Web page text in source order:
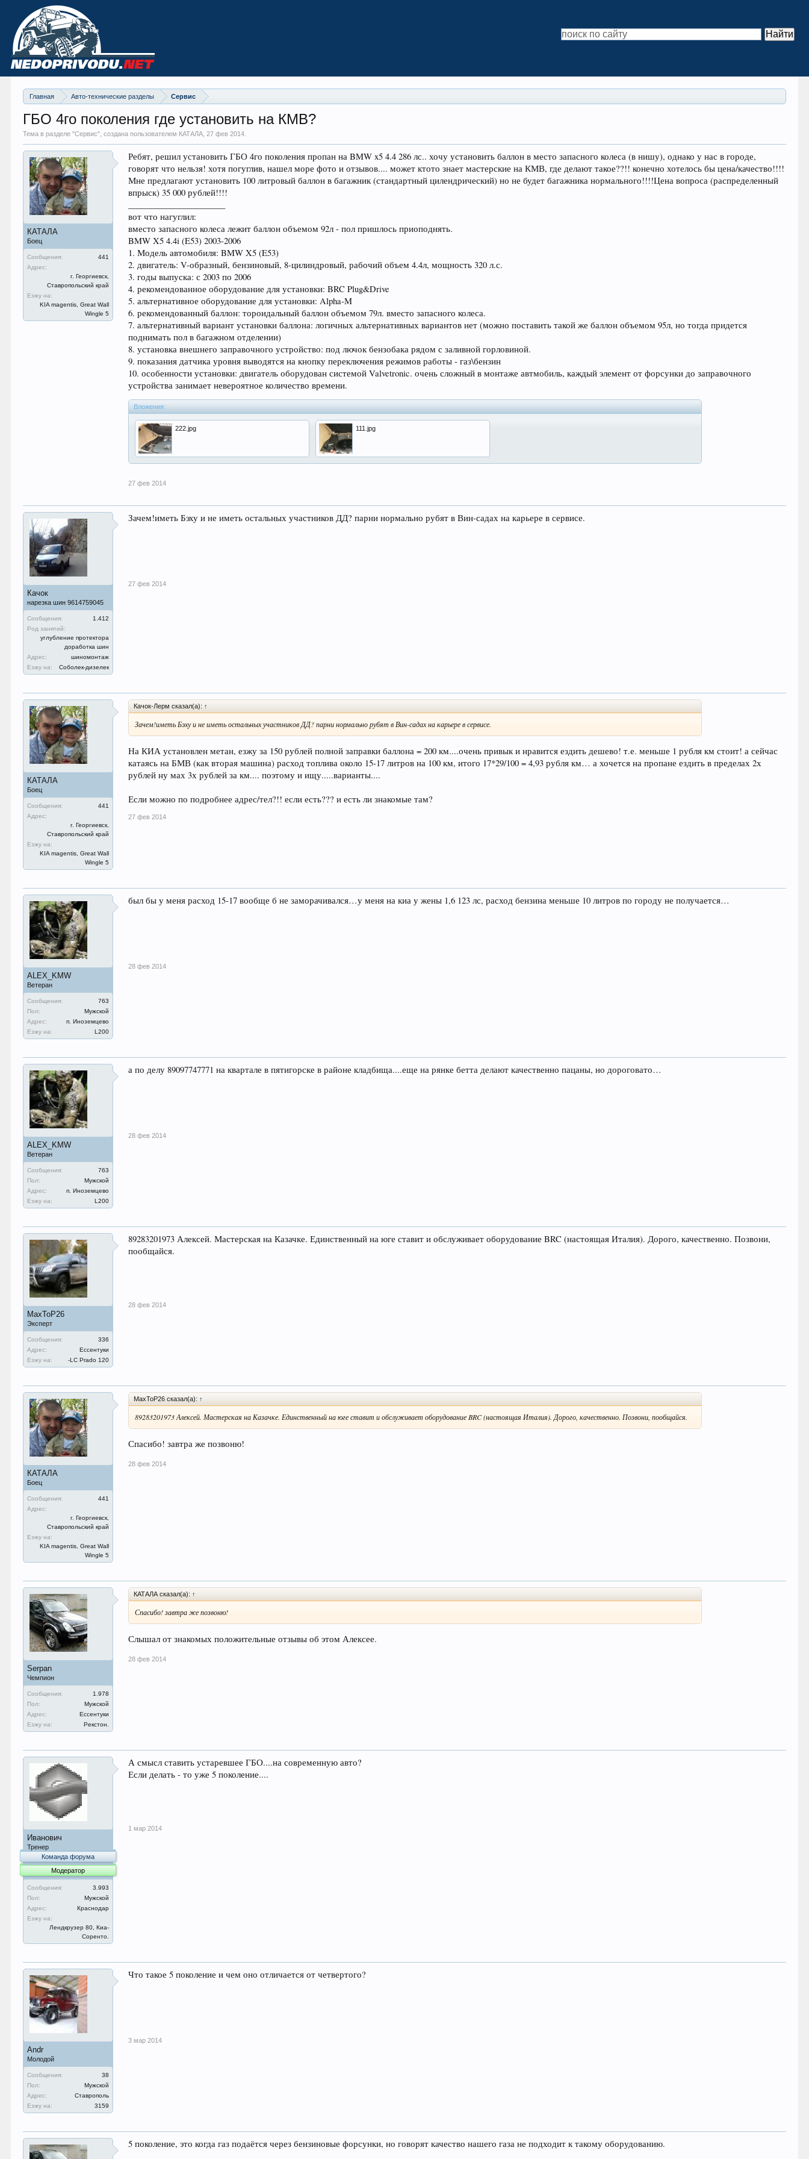
Главная Авто-технические разделы Сервис
ГБО 4го поколения где установить на КМВ?
Тема в разделе "Сервис", создана пользователем КАТАЛА,27 фев 2014
КАТАЛА
Боец
Сообщения:
441
Адрес:
г. Георгиевск,
Ставропольский край
Езжу на:
KIA magentis, Great Wall
Wingle 5
Ребят, решил установить ГБО 4го поколения пропан на BMW x5 4.4 286 лс.. хочу установить баллон в место запасного колеса (в нишу), однако у нас в городе,
говорят что нельзя! хотя погуглив, нашел море фото и отзывов.... может ктото знает мастерские на КМВ, где делают такое??!! конечно хотелось бы цена/качество!!!!
Мне предлагают установить 100 литровый баллон в багажник (стандартный цилендрический) но не будет багажника нормального!!!!Цена вопроса (распределенный
впрыск) 35 000 рублей!!!!
вот что нагуглил:
вместо запасного колеса лежит баллон объемом 92л - пол пришлось приоподнять.
BMW X5 4.4i (E53) 2003-2006
1. Модель автомобиля: BMW X5 (E53)
2. двигатель: V-образный, бензиновый, 8-цилиндровый, рабочий объем 4.4л, мощность 320 л.с.
3. годы выпуска: с 2003 по 2006
4. рекомендованное оборудование для установки: BRC Plug&Drive
5. альтернативное оборудование для установки: Alpha-M
6. рекомендованный баллон: тороидальный баллон объемом 79л. вместо запасного колеса.
7. альтернативный вариант установки баллона: логичных альтернативных вариантов нет (можно поставить такой же баллон объемом 95л, но тогда придется
поднимать пол в багажном отделении)
8. установка внешнего заправочного устройство: под лючок бензобака рядом с заливной горловиной.
9. показания датчика уровня выводятся на кнопку переключения режимов работы - газ\бензин
10. особенности установки: двигатель оборудован системой Valvetronic. очень сложный в монтаже автмобиль, каждый элемент от форсунки до заправочного
устройства занимает невероятное количество времени.
Вложения:
222.jpg 111.jpg
27 фев 2014
Качок
нарезка шин 9614759045
Сообщения:
1.412
Род занятий:
углубление протектора
доработка шин
Адрес:
шиномонтаж
Езжу на:
Соболек-дизелек
Зачем!иметь Бэху и не иметь остальных участников ДД? парни нормально рубят в Вин-садах на карьере в сервисе.
27 фев 2014
КАТАЛА
Боец
Сообщения:
441
Адрес:
г. Георгиевск,
Ставропольский край
Езжу на:
KIA magentis, Great Wall
Wingle 5
Качок-Лерм сказал(а): ↑
Зачем!иметь Бэху и не иметь остальных участников ДД? парни нормально рубят в Вин-садах на карьере в сервисе.
На КИА установлен метан, езжу за 150 рублей полной заправки баллона = 200 км....очень привык и нравится ездить дешево! т.е. меньше 1 рубля км стоит! а сейчас
катаясь на БМВ (как вторая машина) расход топлива около 15-17 литров на 100 км, итого 17*29/100 = 4,93 рубля км… а хочется на пропане ездить в пределах 2х
рублей ну мах 3х рублей за км.... поэтому и ищу.....варианты....
Если можно по подробнее адрес/тел?!! если есть??? и есть ли знакомые там?
27 фев 2014
ALEX_KMW
Ветеран
Сообщения:
763
Пол:
Мужской
Адрес:
п. Иноземцево
Езжу на:
L200
был бы у меня расход 15-17 вообще б не заморачивался…у меня на киа у жены 1,6 123 лс, расход бензина меньше 10 литров по городу не получается…
28 фев 2014
ALEX_KMW
Ветеран
Сообщения:
763
Пол:
Мужской
Адрес:
п. Иноземцево
Езжу на:
L200
а по делу 89097747771 на квартале в пятигорске в районе кладбища....еще на рянке бетта делают качественно пацаны, но дороговато…
28 фев 2014
MaxToP26
Эксперт
Сообщения:
336
Адрес:
Ессентуки
Езжу на:
-LC Prado 120
89283201973 Алексей. Мастерская на Казачке. Единственный на юге ставит и обслуживает оборудование BRC (настоящая Италия). Дорого, качественно. Позвони,
пообщайся.
28 фев 2014
КАТАЛА
Боец
Сообщения:
441
Адрес:
г. Георгиевск,
Ставропольский край
Езжу на:
KIA magentis, Great Wall
Wingle 5
MaxToP26 сказал(а): ↑
89283201973 Алексей. Мастерская на Казачке. Единственный на юге ставит и обслуживает оборудование BRC (настоящая Италия). Дорого, качественно. Позвони, пообщайся.
Спасибо! завтра же позвоню!
28 фев 2014
Serpan
Чемпион
Сообщения:
1.978
Пол:
Мужской
Адрес:
Ессентуки
Езжу на:
Рекстон.
КАТАЛА сказал(а): ↑
Спасибо! завтра же позвоню!
Слышал от знакомых положительные отзывы об этом Алексее.
28 фев 2014
Иванович
Тренер
Команда форума
Модератор
Сообщения:
3.993
Пол:
Мужской
Адрес:
Краснодар
Езжу на:
Лендкрузер 80, Киа-
Соренто.
А смысл ставить устаревшее ГБО....на современную авто?
Если делать - то уже 5 поколение....
1 мар 2014
Andr
Молодой
Сообщения:
38
Пол:
Мужской
Адрес:
Ставрополь
Езжу на:
3159
Что такое 5 поколение и чем оно отличается от четвертого?
3 мар 2014
5 поколение, это когда газ подаётся через бензиновые форсунки, но говорят качество нашего газа не подходит к такому оборудованию.